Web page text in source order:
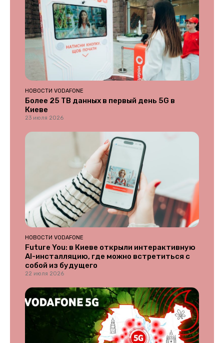
НОВОСТИ VODAFONE
Более 25 ТВ данных в первый день 5G в
Киеве
23 июля 2026
НОВОСТИ VODAFONE
Future You: в Киеве открыли интерактивную
AI-инсталляцию, где можно встретиться с
собой из будущего
22 июля 2026